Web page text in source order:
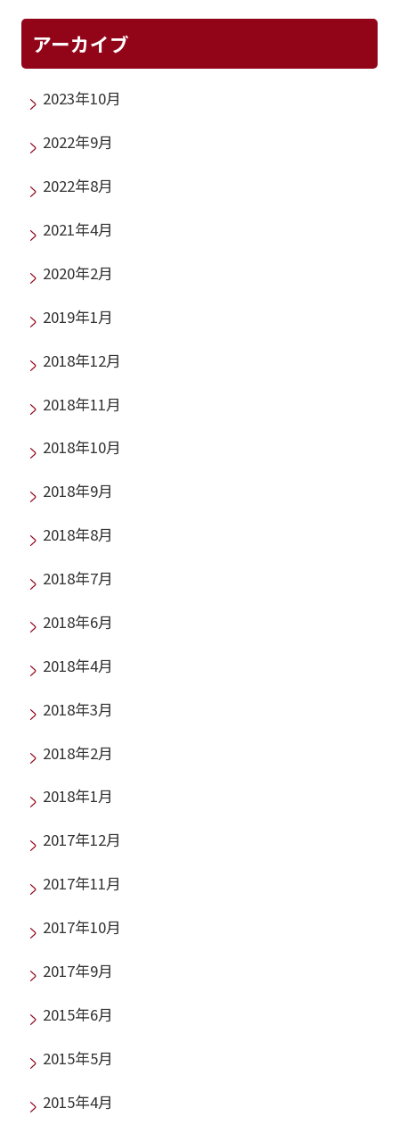
アーカイブ
2023年10月
2022年9月
2022年8月
2021年4月
2020年2月
2019年1月
2018年12月
2018年11月
2018年10月
2018年9月
2018年8月
2018年7月
2018年6月
2018年4月
2018年3月
2018年2月
2018年1月
2017年12月
2017年11月
2017年10月
2017年9月
2015年6月
2015年5月
2015年4月